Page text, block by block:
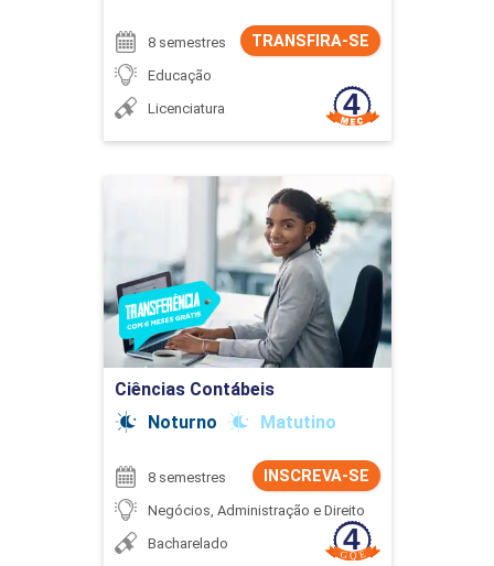
TRANSFIRA-SE
8 semestres
Educação
Licenciatura
Ciências Contábeis
Noturno
Matutino
INSCREVA-SE
8 semestres
Negócios, Administração e Direito
Bacharelado
Ciências Contábeis
Detalhes do curso
Ir para Inscrição